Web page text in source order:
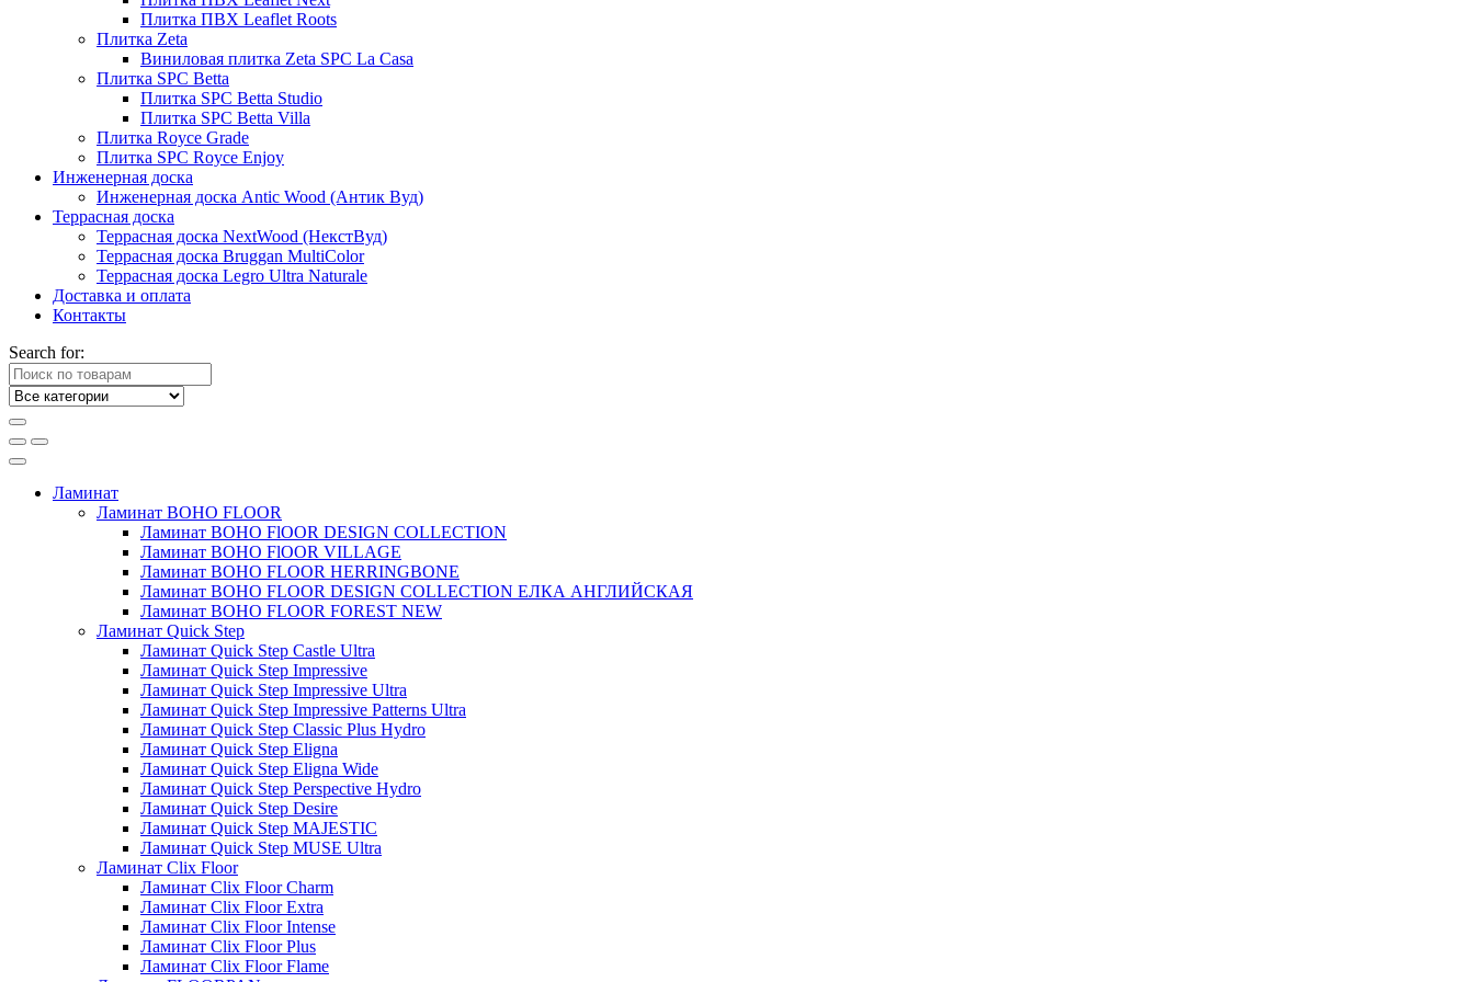
Плитка ПВХ Leaflet Roots
Плитка Zeta
Виниловая плитка Zeta SPC La Casa
Плитка SPC Betta
Плитка SPC Betta Studio
Плитка SPC Betta Villa
Плитка Royce Grade
Плитка SPC Royce Enjoy
Инженерная доска
Инженерная доска Antic Wood (Антик Вуд)
Террасная доска
Террасная доска NextWood (НекстВуд)
Террасная доска Bruggan MultiColor
Террасная доска Legro Ultra Naturale
Доставка и оплата
Контакты
Search for:
Ламинат
Ламинат BOHO FLOOR
Ламинат BOHO FlOOR DESIGN COLLECTION
Ламинат BOHO FlOOR VILLAGE
Ламинат BOHO FLOOR HERRINGBONE
Ламинат BOHO FLOOR DESIGN COLLECTION ЕЛКА АНГЛИЙСКАЯ
Ламинат BOHO FLOOR FOREST NEW
Ламинат Quick Step
Ламинат Quick Step Castle Ultra
Ламинат Quick Step Impressive
Ламинат Quick Step Impressive Ultra
Ламинат Quick Step Impressive Patterns Ultra
Ламинат Quick Step Classic Plus Hydro
Ламинат Quick Step Eligna
Ламинат Quick Step Eligna Wide
Ламинат Quick Step Perspective Hydro
Ламинат Quick Step Desire
Ламинат Quick Step MAJESTIC
Ламинат Quick Step MUSE Ultra
Ламинат Clix Floor
Ламинат Clix Floor Charm
Ламинат Clix Floor Extra
Ламинат Clix Floor Intense
Ламинат Clix Floor Plus
Ламинат Clix Floor Flame